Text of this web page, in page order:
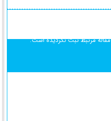
مقاله مرتبط ثبت نگردیده است.